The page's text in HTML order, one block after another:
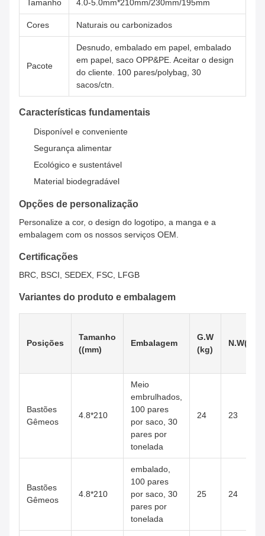
Tamanho 4.0-5.0mm*210mm/230mm/195mm
Cores Naturais ou carbonizados
Pacote
Desnudo, embalado em papel, embalado
em papel, saco OPP&PE. Aceitar o design
do cliente. 100 pares/polybag, 30
sacos/ctn.
Características fundamentais
Disponível e conveniente
Segurança alimentar
Ecológico e sustentável
Material biodegradável
Opções de personalização
Personalize a cor, o design do logotipo, a manga e a
embalagem com os nossos serviços OEM.
Certificações
BRC, BSCI, SEDEX, FSC, LFGB
Variantes do produto e embalagem
Posições
Tamanho
((mm)
Embalagem
G.W
(kg)
N.W(kg)
Bastões
Gêmeos
4.8*210
Meio
embrulhados,
100 pares
por saco, 30
pares por
tonelada
24 23
Bastões
Gêmeos
4.8*210
embalado,
100 pares
por saco, 30
pares por
tonelada
25 24